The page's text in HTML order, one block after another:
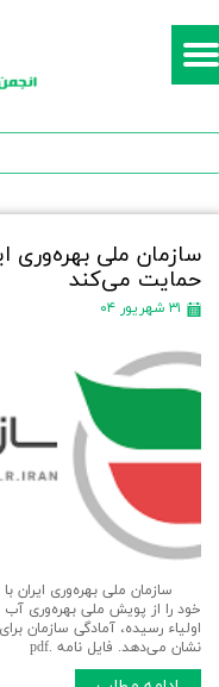
حساب کاربری من
خروج از حساب کاربری
سازمان ملی بهره‌وری
حمایت می‌کند
۳۱ شهریور ۰۴
سازمان ملی بهره‌وری ایران با
خود را از پویش ملی بهره‌وری
اولیاء رسیده، آمادگی سازمان
نشان می‌دهد. فایل نامه .pdf